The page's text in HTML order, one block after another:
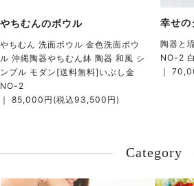
やちむんのボウル
やちむん 洗面ボウル 金色洗面ボウ
ル 沖縄陶器やちむん鉢 陶器 和風 シ
ンプル モダン[送料無料]いぶし金
NO-2
｜ 85,000円(税込93,500円)
幸せの
陶器と
NO-2
｜
Category